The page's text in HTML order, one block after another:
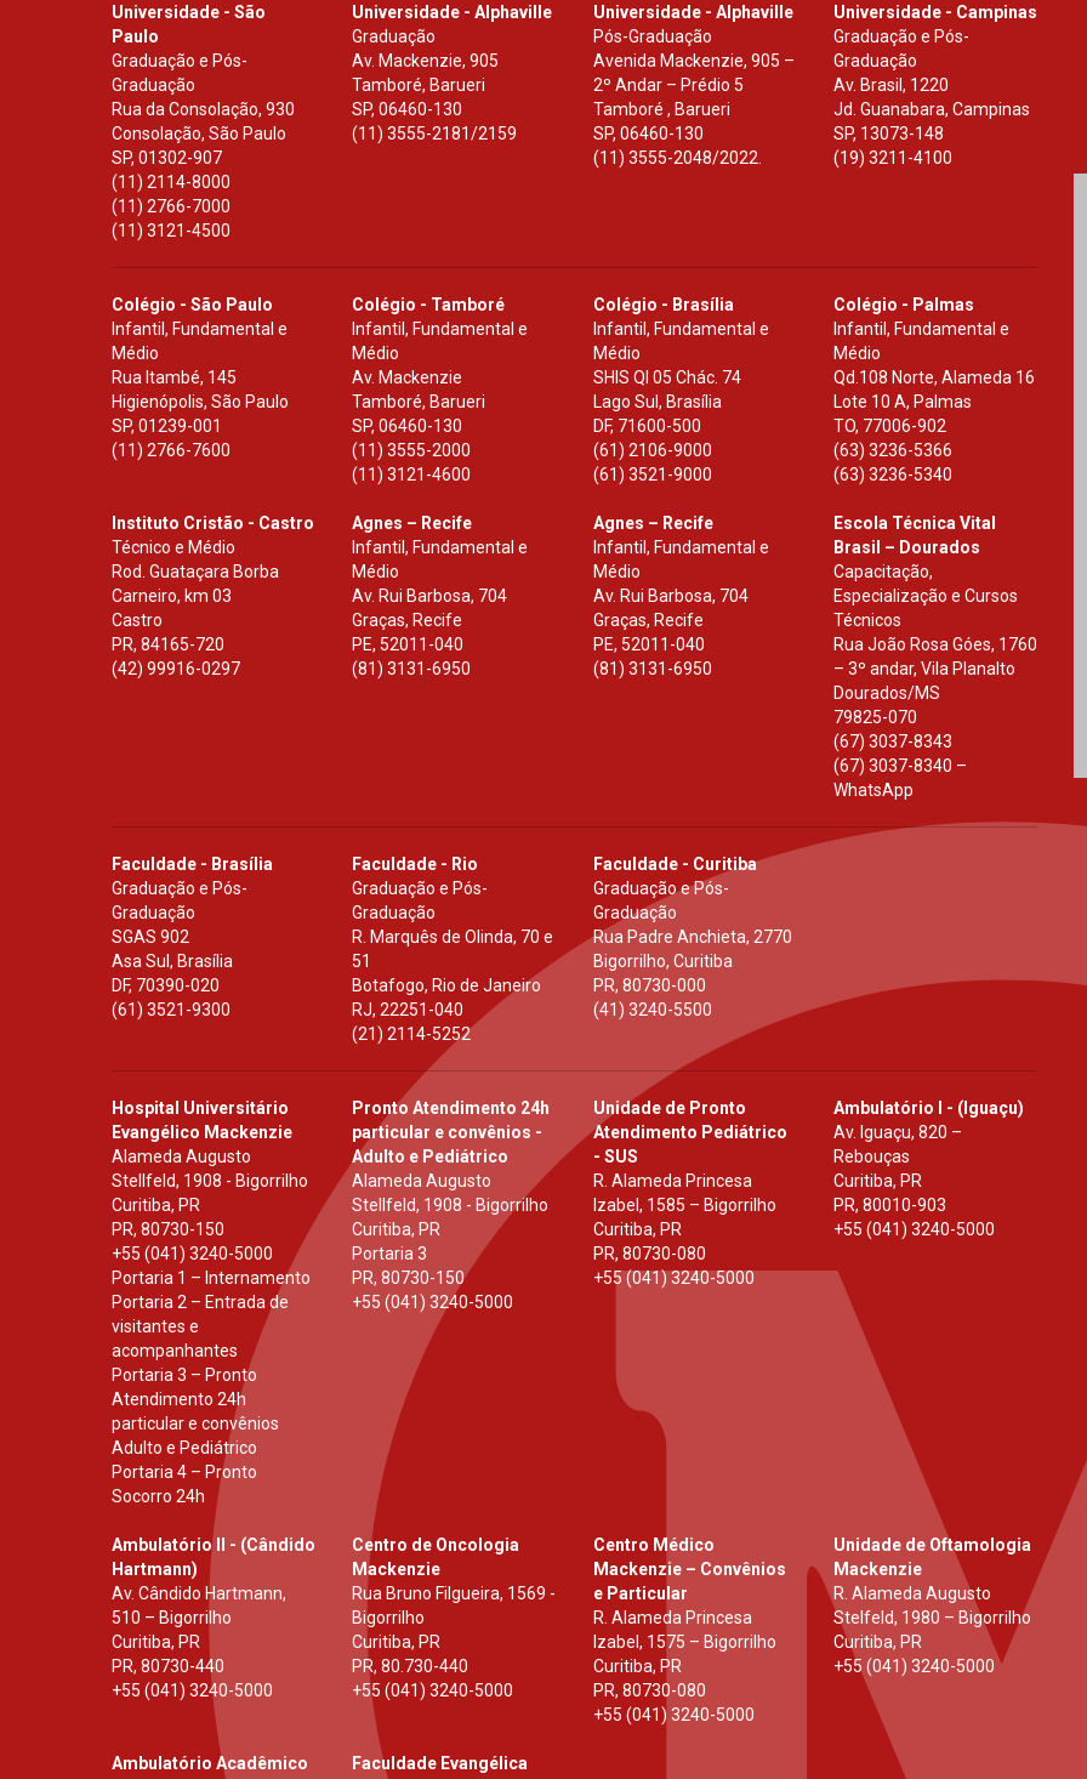
Universidade - São
Paulo
Graduação e Pós-
Graduação
Rua da Consolação, 930
Consolação, São Paulo
SP, 01302-907
(11) 2114-8000
(11) 2766-7000
(11) 3121-4500
Universidade - Alphaville
Graduação
Av. Mackenzie, 905
Tamboré, Barueri
SP,06460-130
(11) 3555-2181/2159
Universidade - Alphaville
Pós-Graduação
Avenida Mackenzie, 905 –
2º Andar – Prédio 5
Tamboré , Barueri
SP, 06460-130
(11) 3555-2048/2022.
Universidade - Campinas
Graduação e Pós-
Graduação
Av. Brasil, 1220
Jd. Guanabara, Campinas
SP, 13073-148
(19) 3211-4100
Colégio - São Paulo
Infantil, Fundamental e
Médio
Rua Itambé, 145
Higienópolis, São Paulo
SP, 01239-001
(11) 2766-7600
Colégio - Tamboré
Infantil, Fundamental e
Médio
Av. Mackenzie
Tamboré, Barueri
SP,06460-130
(11) 3555-2000
(11) 3121-4600
Colégio - Brasília
Infantil, Fundamental e
Médio
SHIS Ql 05 Chác. 74
Lago Sul, Brasília
DF, 71600-500
(61) 2106-9000
(61) 3521-9000
Colégio - Palmas
Infantil, Fundamental e
Médio
Qd.108 Norte, Alameda 16
Lote 10 A, Palmas
TO, 77006-902
(63) 3236-5366
(63) 3236-5340
Instituto Cristão - Castro
Técnico e Médio
Rod. Guataçara Borba
Carneiro, km 03
Castro
PR, 84165-720
(42) 99916-0297
Agnes – Recife
Infantil, Fundamental e
Médio
Av. Rui Barbosa, 704
Graças, Recife
PE, 52011-040
(81) 3131-6950
Agnes – Recife
Infantil, Fundamental e
Médio
Av. Rui Barbosa, 704
Graças, Recife
PE, 52011-040
(81) 3131-6950
Escola Técnica Vital
Brasil – Dourados
Capacitação,
Especialização e Cursos
Técnicos
Rua João Rosa Góes, 1760
– 3º andar, Vila Planalto
Dourados/MS
79825-070
(67) 3037-8343
(67) 3037-8340 –
WhatsApp
Faculdade - Brasília
Graduação e Pós-
Graduação
SGAS 902
Asa Sul, Brasília
DF, 70390-020
(61) 3521-9300
Faculdade - Rio
Graduação e Pós-
Graduação
R. Marquês de Olinda, 70 e
51
Botafogo, Rio de Janeiro
RJ,22251-040
(21) 2114-5252
Faculdade - Curitiba
Graduação e Pós-
Graduação
Rua Padre Anchieta, 2770
Bigorrilho, Curitiba
PR, 80730-000
(41) 3240-5500
Hospital Universitário
Evangélico Mackenzie
Alameda Augusto
Stellfeld, 1908 - Bigorrilho
Curitiba, PR
PR, 80730-150
+55 (041) 3240-5000
Portaria 1 – Internamento
Portaria 2 – Entrada de
visitantes e
acompanhantes
Portaria 3 – Pronto
Atendimento 24h
particular e convênios
Adulto e Pediátrico
Portaria 4 – Pronto
Socorro 24h
Pronto Atendimento 24h
particular e convênios -
Adulto e Pediátrico
Alameda Augusto
Stellfeld, 1908 - Bigorrilho
Curitiba, PR
Portaria 3
PR,80730-150
+55 (041) 3240-5000
Unidade de Pronto
Atendimento Pediátrico
- SUS
R. Alameda Princesa
Izabel, 1585 – Bigorrilho
Curitiba, PR
PR, 80730-080
+55 (041) 3240-5000
Ambulatório I - (Iguaçu)
Av. Iguaçu, 820 –
Rebouças
Curitiba, PR
PR, 80010-903
+55 (041) 3240-5000
Ambulatório II - (Cândido
Hartmann)
Av. Cândido Hartmann,
510 – Bigorrilho
Curitiba, PR
PR, 80730-440
+55 (041) 3240-5000
Centro de Oncologia
Mackenzie
Rua Bruno Filgueira, 1569 -
Bigorrilho
Curitiba, PR
PR,80.730-440
+55 (041) 3240-5000
Centro Médico
Mackenzie – Convênios
e Particular
R. Alameda Princesa
Izabel, 1575 – Bigorrilho
Curitiba, PR
PR, 80730-080
+55 (041) 3240-5000
Unidade de Oftamologia
Mackenzie
R. Alameda Augusto
Stelfeld, 1980 – Bigorrilho
Curitiba, PR
+55 (041) 3240-5000
Ambulatório Acadêmico
Faculdade Evangélica